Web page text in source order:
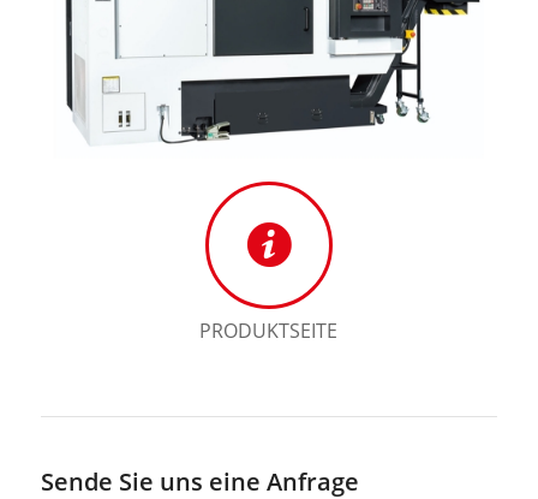
PRODUKTSEITE
Sende Sie uns eine Anfrage